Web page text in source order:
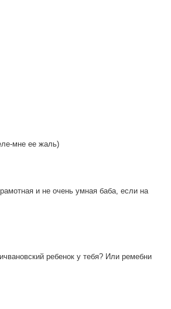
мне ее жаль)
и не очень умная баба, если на
ребенок у тебя? Или ремебни